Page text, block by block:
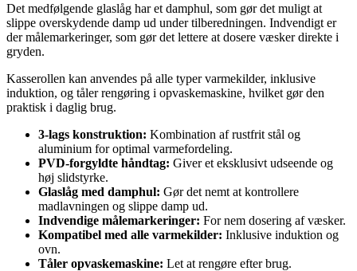
Det medfølgende glaslåg har et damphul, som gør det muligt at
slippe overskydende damp ud under tilberedningen. Indvendigt er
der målemarkeringer, som gør det lettere at dosere væsker direkte i
gryden.
Kasserollen kan anvendes på alle typer varmekilder, inklusive
induktion, og tåler rengøring i opvaskemaskine, hvilket gør den
praktisk i daglig brug.
3-lags konstruktion: Kombination af rustfrit stål og
aluminium for optimal varmefordeling.
PVD-forgyldte håndtag: Giver et eksklusivt udseende og
høj slidstyrke.
Glaslåg med damphul: Gør det nemt at kontrollere
madlavningen og slippe damp ud.
Indvendige målemarkeringer: For nem dosering af væsker.
Kompatibel med alle varmekilder: Inklusive induktion og
ovn.
Tåler opvaskemaskine: Let at rengøre efter brug.